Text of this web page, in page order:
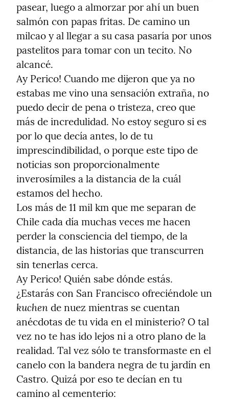
pasear, luego a almorzar por ahí un buen
salmón con papas fritas. De camino un
milcao y al llegar a su casa pasaría por unos
pastelitos para tomar con un tecito. No
alcancé.
Ay Perico! Cuando me dijeron que ya no
estabas me vino una sensación extraña, no
puedo decir de pena o tristeza, creo que
más de incredulidad. No estoy seguro si es
por lo que decía antes, lo de tu
imprescindibilidad, o porque este tipo de
noticias son proporcionalmente
inverosímiles a la distancia de la cuál
estamos del hecho.
Los más de 11 mil km que me separan de
Chile cada día muchas veces me hacen
perder la consciencia del tiempo, de la
distancia, de las historias que transcurren
sin tenerlas cerca.
Ay Perico! Quién sabe dónde estás.
kuchen de nuez mientras se cuentan
anécdotas de tu vida en el ministerio? O tal
vez no te has ido lejos ni a otro plano de la
realidad. Tal vez sólo te transformaste en el
canelo con la bandera negra de tu jardín en
Castro. Quizá por eso te decían en tu
camino al cementerio: